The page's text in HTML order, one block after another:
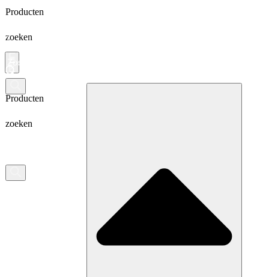
Producten
zoeken
Producten
zoeken